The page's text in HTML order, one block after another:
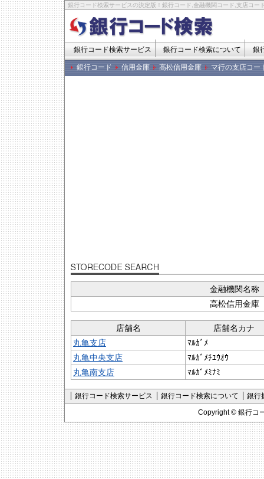
銀行コード検索サービスの決定版！銀行コード,金融機関コード,支店コー
銀行コード検索サービス 銀行コード検索について 銀
銀行コード 信用金庫 高松信用金庫 マ行の支店コー
金融機関名称
高松信用金庫
店舗名
店舗名カナ
丸亀支店
ﾏﾙｶﾞﾒ
丸亀中央支店
ﾏﾙｶﾞﾒﾁﾕｳｵｳ
丸亀南支店
ﾏﾙｶﾞﾒﾐﾅﾐ
銀行コード検索サービス 銀行コード検索について
銀行
Copyright © 銀行コ